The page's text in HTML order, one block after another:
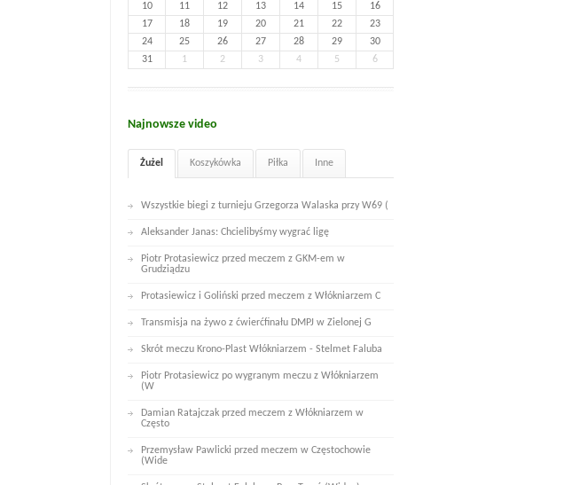
10
11 12 13 14 15
16
17
18 19 20 21 22
23
24
25 26 27 28 29
30
31
1 2 3 4 5 6
Najnowsze video
Żużel Koszykówka Piłka Inne
Wszystkie biegi z turnieju Grzegorza Walaska przy W69 (
Aleksander Janas: Chcielibyśmy wygrać ligę
Piotr Protasiewicz przed meczem z GKM-em w
Grudziądzu
Protasiewicz i Goliński przed meczem z Włókniarzem C
Transmisja na żywo z ćwierćfinału DMPJ w Zielonej G
Skrót meczu Krono-Plast Włókniarzem - Stelmet Faluba
Piotr Protasiewicz po wygranym meczu z Włókniarzem
(W
Damian Ratajczak przed meczem z Włókniarzem w
Często
Przemysław Pawlicki przed meczem w Częstochowie
(Wide